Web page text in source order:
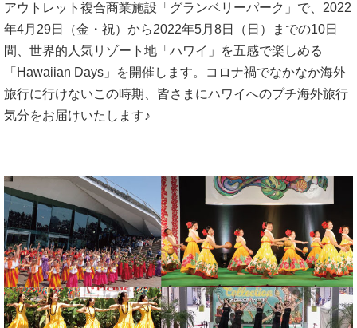
アウトレット複合商業施設「グランベリーパーク」で、2022
年4月29日（金・祝）から2022年5月8日（日）までの10日
間、世界的人気リゾート地「ハワイ」を五感で楽しめる
「Hawaiian Days」を開催します。コロナ禍でなかなか海外
旅行に行けないこの時期、皆さまにハワイへのプチ海外旅行
気分をお届けいたします♪